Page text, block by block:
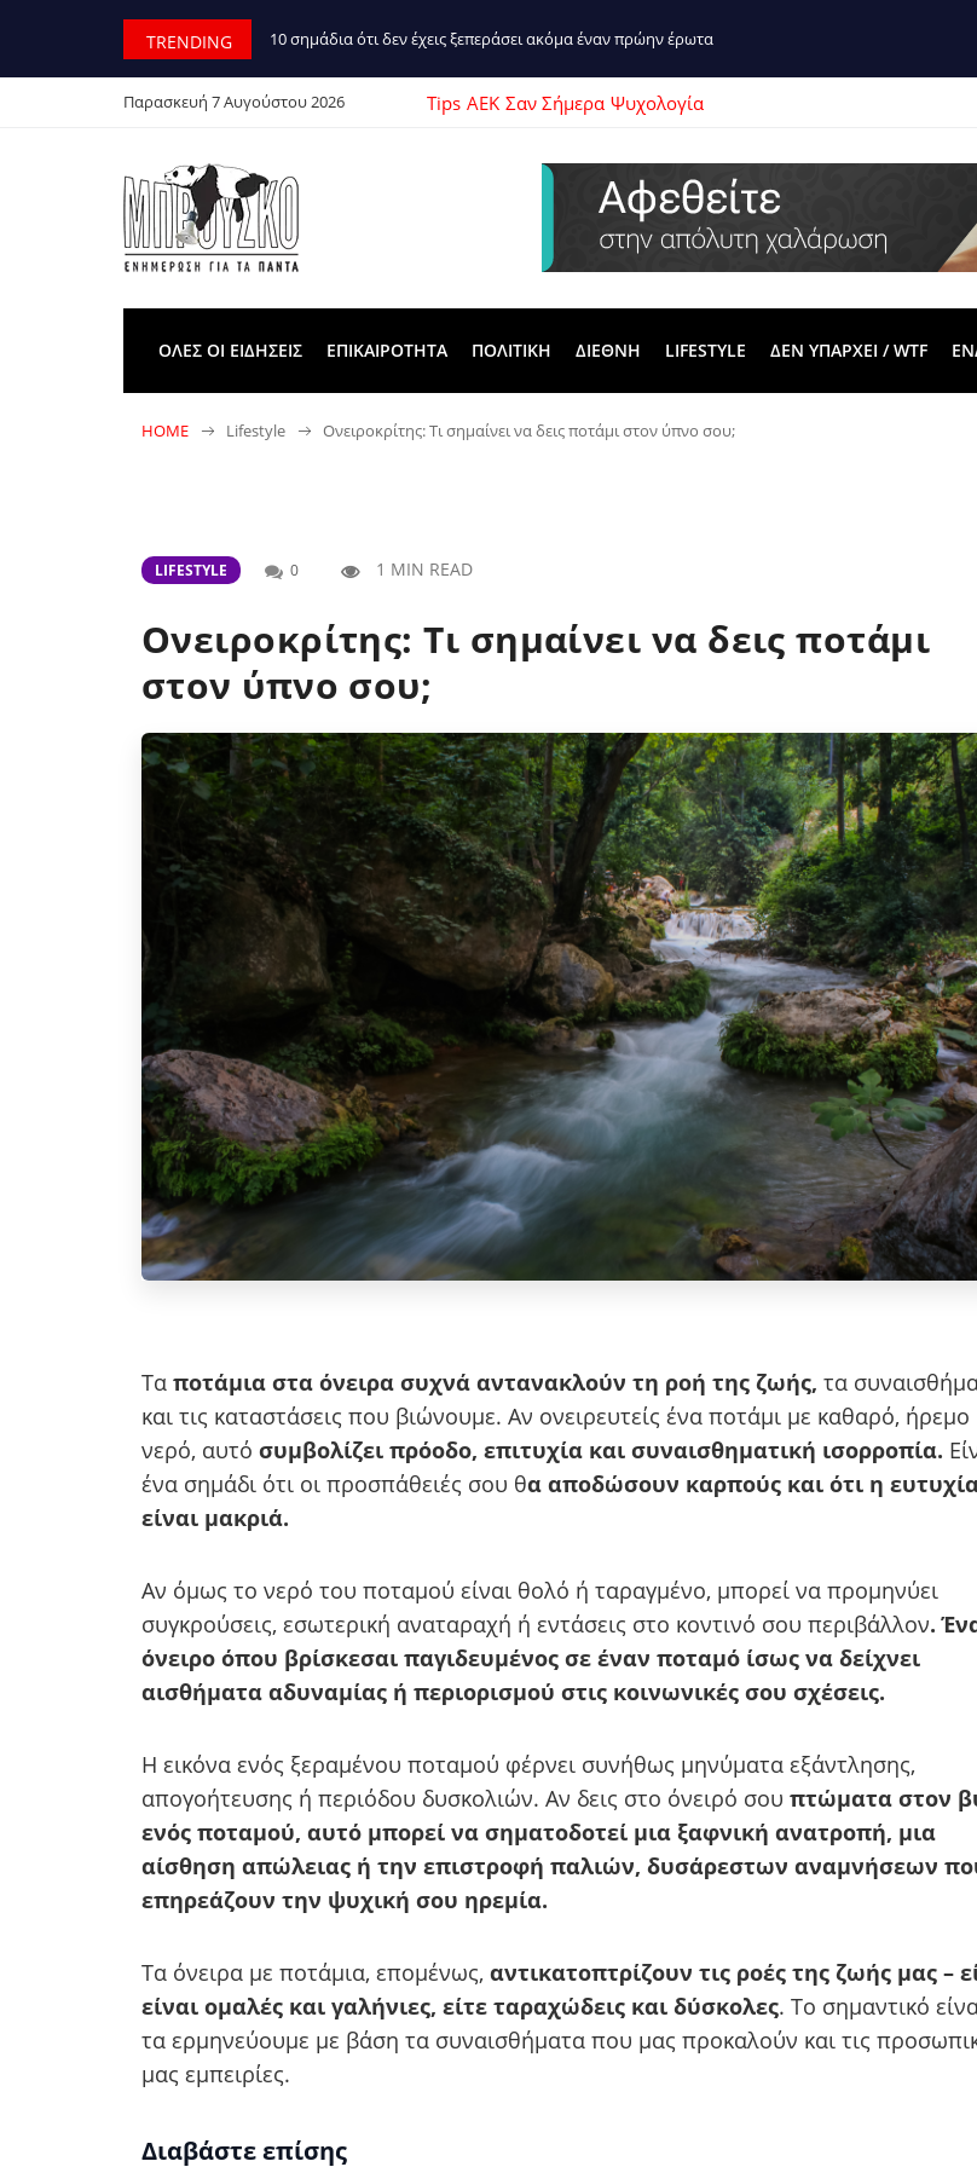
TRENDING 10 σημάδια ότι δεν έχεις ξεπεράσει ακόμα έναν πρώην έρωτα
Παρασκευή 7 Αυγούστου 2026 Tips ΑΕΚ Σαν Σήμερα Ψυχολογία
ΟΛΕΣ ΟΙ ΕΙΔΗΣΕΙΣ ΕΠΙΚΑΙΡΟΤΗΤΑ ΠΟΛΙΤΙΚΗ ΔΙΕΘΝΗ LIFESTYLE ΔΕΝ ΥΠΑΡΧΕΙ / WTF
HOME Lifestyle Ονειροκρίτης: Τι σημαίνει να δεις ποτάμι στον ύπνο σου;
LIFESTYLE 0 1 MIN READ
Ονειροκρίτης: Τι σημαίνει να δεις ποτάμι
στον ύπνο σου;
Τα ποτάμια στα όνειρα συχνά αντανακλούν τη ροή της ζωής, τα
και τις καταστάσεις που βιώνουμε. Αν ονειρευτείς ένα ποτάμι με καθαρό, ήρεμο
νερό, αυτό συμβολίζει πρόοδο, επιτυχία και συναισθηματική ισορροπία.
ένα σημάδι ότι οι προσπάθειές σου θα αποδώσουν καρπούς και ότι η
είναι μακριά.
Αν όμως το νερό του ποταμού είναι θολό ή ταραγμένο, μπορεί να προμηνύει
συγκρούσεις, εσωτερική αναταραχή ή εντάσεις στο κοντινό σου περιβάλλον.
όνειρο όπου βρίσκεσαι παγιδευμένος σε έναν ποταμό ίσως να δείχνει
αισθήματα αδυναμίας ή περιορισμού στις κοινωνικές σου σχέσεις.
Η εικόνα ενός ξεραμένου ποταμού φέρνει συνήθως μηνύματα εξάντλησης,
απογοήτευσης ή περιόδου δυσκολιών. Αν δεις στο όνειρό σου πτώματα στον
ενός ποταμού, αυτό μπορεί να σηματοδοτεί μια ξαφνική ανατροπή, μια
αίσθηση απώλειας ή την επιστροφή παλιών, δυσάρεστων αναμνήσεων
επηρεάζουν την ψυχική σου ηρεμία.
Τα όνειρα με ποτάμια, επομένως, αντικατοπτρίζουν τις ροές της ζωής μας –
είναι ομαλές και γαλήνιες, είτε ταραχώδεις και δύσκολες. Το σημαντικό
τα ερμηνεύουμε με βάση τα συναισθήματα που μας προκαλούν και τις
μας εμπειρίες.
Διαβάστε επίσης